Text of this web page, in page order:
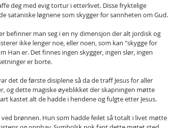
deg med evig tortur i etterlivet. Disse fryktelige
sataniske løgnene som skygger for sannheten om Gud.
befinner man seg i en ny dimensjon der alt jordisk og
ikke lenger noe, eller noen, som kan "skygge for
Han er. Det finnes ingen skygger, ingen slør, ingen
er borte.
det de første disiplene så da de traff Jesus for aller
og dette magiske øyeblikket der skapningen møtte
kastet alt de hadde i hendene og fulgte etter Jesus.
brønnen. Hun som hadde feilet så totalt i livet møtte